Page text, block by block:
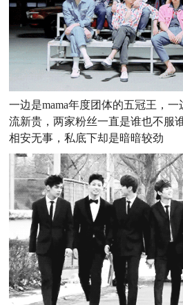
一边是mama年度团体的五冠王，
流新贵，两家粉丝一直是谁也不服
相安无事，私底下却是暗暗较劲